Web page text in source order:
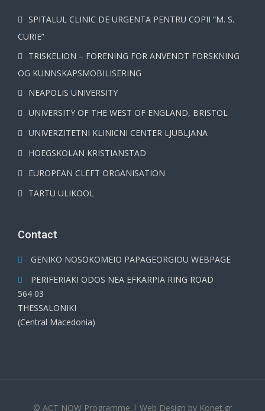
SPITALUL CLINIC DE URGENTA PENTRU COPII “M. S.
CURIE”
TRISKELION – FORENING FOR ANVENDT FORSKNING
OG KUNNSKAPSMOBILISERING
NEAPOLIS UNIVERSITY
UNIVERSITY OF THE WEST OF ENGLAND, BRISTOL
UNIVERZITETNI KLINICNI CENTER LJUBLJANA
HOEGSKOLAN KRISTIANSTAD
EUROPEAN CLEFT ORGANISATION
TARTU ULIKOOL
Contact
GENIKO NOSOKOMEIO PAPAGEORGIOU WEBPAGE
PERIFERIAKI ODOS NEA EFKARPIA RING ROAD
564 03
THESSALONIKI
(Central Macedonia)
© ACT NOW Programme | Web Design by Konet.gr